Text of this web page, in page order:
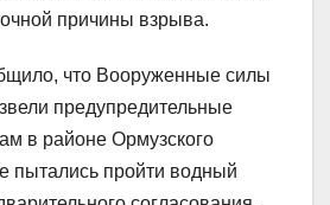
причины взрыва.
что Вооруженные силы
предупредительные
в районе Ормузского
пытались пройти водный